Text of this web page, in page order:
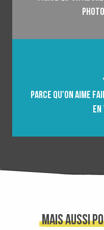
Parce qu'on aime
Mais aussi